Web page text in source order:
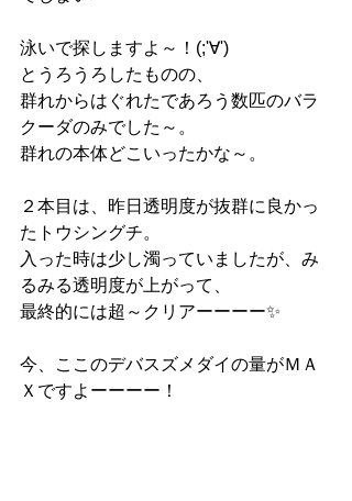
泳いで探しますよ～！(;'∀')
とうろうろしたものの、
群れからはぐれたであろう数匹のバラ
クーダのみでした～。
群れの本体どこいったかな～。
２本目は、昨日透明度が抜群に良かっ
たトウシングチ。
入った時は少し濁っていましたが、み
るみる透明度が上がって、
最終的には超～クリアーーーー✨
今、ここのデバスズメダイの量がＭＡ
Ｘですよーーーー！